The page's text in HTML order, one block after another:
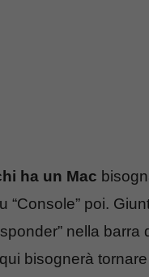
ha un Mac
“Console” poi.
nella
bisognerà